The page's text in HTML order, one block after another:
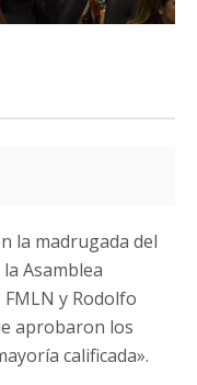
la madrugada del
Asamblea
FMLN y Rodolfo
aprobaron los
calificada».